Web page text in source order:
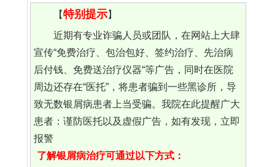
【特别提示】
近期有专业诈骗人员或团队，在网站上大肆
宣传“免费治疗、包治包好、签约治疗、先治病
后付钱、免费送治疗仪器“等广告，同时在医院
周边还存在“医托”，将患者骗到一些黑诊所，导
致无数银屑病患者上当受骗。我院在此提醒广大
患者：谨防医托以及虚假广告，如有发现，立即
报警
了解银屑病治疗可通过以下方式：